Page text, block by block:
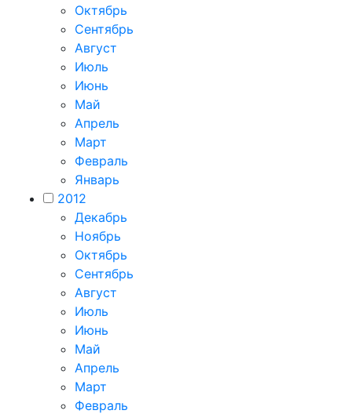
Октябрь
Сентябрь
Август
Июль
Июнь
Май
Апрель
Март
Февраль
Январь
2012
Декабрь
Ноябрь
Октябрь
Сентябрь
Август
Июль
Июнь
Май
Апрель
Март
Февраль